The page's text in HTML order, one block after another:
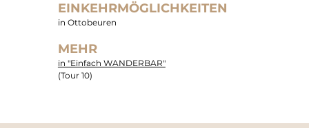
EINKEHRMÖGLICHKEITEN
in Ottobeuren
MEHR
in "Einfach WANDERBAR"
(Tour 10)